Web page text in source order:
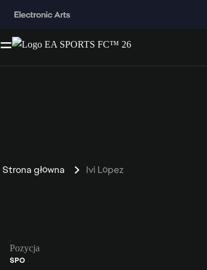
Strona główna Ivi López
Pozycja
ŚPO